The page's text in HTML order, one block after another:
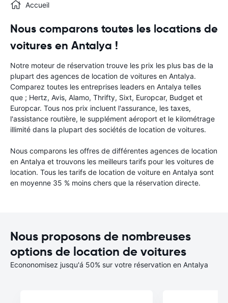
Accueil
Nous comparons toutes les locations de
voitures en Antalya !
Notre moteur de réservation trouve les prix les plus bas de la
plupart des agences de location de voitures en Antalya.
Comparez toutes les entreprises leaders en Antalya telles
que ; Hertz, Avis, Alamo, Thrifty, Sixt, Europcar, Budget et
Europcar. Tous nos prix incluent l'assurance, les taxes,
l'assistance routière, le supplément aéroport et le kilométrage
illimité dans la plupart des sociétés de location de voitures.
Nous comparons les offres de différentes agences de location
en Antalya et trouvons les meilleurs tarifs pour les voitures de
location. Tous les tarifs de location de voiture en Antalya sont
en moyenne 35 % moins chers que la réservation directe.
Nous proposons de nombreuses
options de location de voitures
Econonomisez jusqu'á 50% sur votre réservation en Antalya